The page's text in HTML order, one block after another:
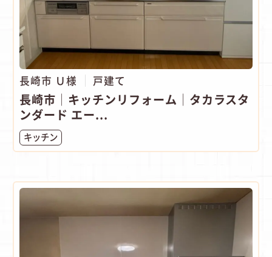
長崎市 Ｕ様 戸建て
長崎市│キッチンリフォーム│タカラスタ
ンダード エー...
キッチン